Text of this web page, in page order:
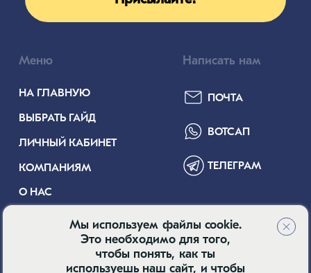
Меню
НА ГЛАВНУЮ
ВЫБРАТЬ ГАЙД
ЛИЧНЫЙ КАБИНЕТ
КОМПАНИЯМ
О НАС
Написать нам
ПОЧТА
ВОТСАП
ТЕЛЕГРАМ
Пользовательское соглашение
Мы используем файлы cookie.
Это необходимо для того,
чтобы понять, как ты
используешь наш сайт, и чтобы